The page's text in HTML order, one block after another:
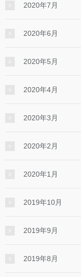
2020年7月
2020年6月
2020年5月
2020年4月
2020年3月
2020年2月
2020年1月
2019年10月
2019年9月
2019年8月